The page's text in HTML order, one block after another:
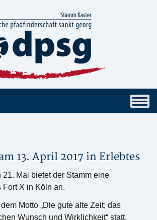
13. April 2017 in Erlebtes
21. Mai bietet der Stamm eine
Fort X in Köln an.
Motto „Die gute alte Zeit; das
Wunsch und Wirklichkeit“ statt.